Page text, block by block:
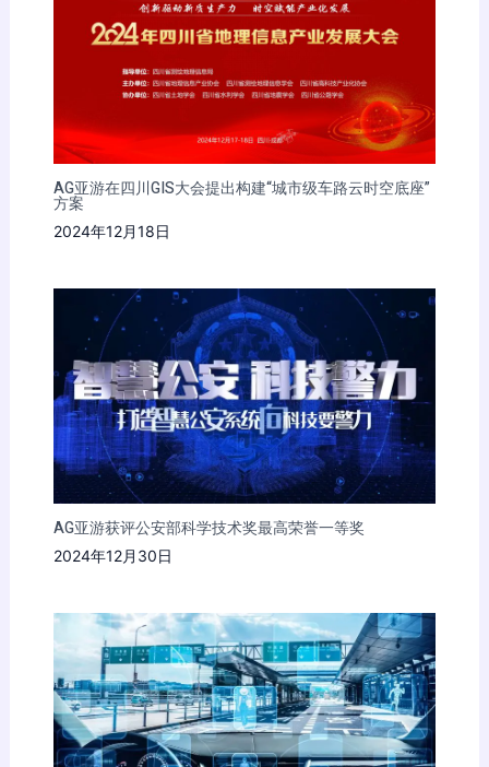
AG亚游在四川GIS大会提出构建“城市级车路云时空底座”
方案
2024年12月18日
AG亚游获评公安部科学技术奖最高荣誉一等奖
2024年12月30日